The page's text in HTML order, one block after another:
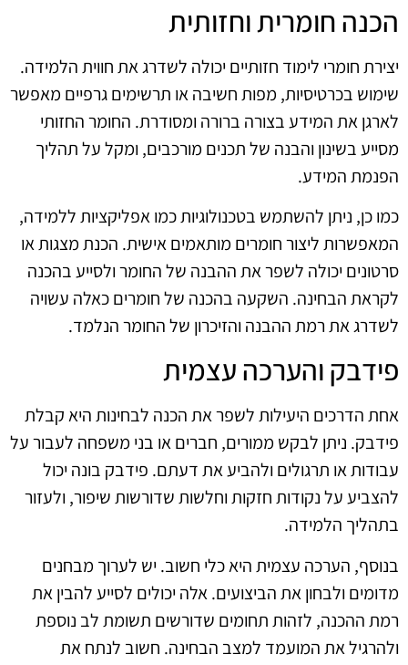
הכנה חומרית וחזותית
יצירת חומרי לימוד חזותיים יכולה לשדרג את חווית הלמידה.
שימוש בכרטיסיות, מפות חשיבה או תרשימים גרפיים מאפשר
לארגן את המידע בצורה ברורה ומסודרת. החומר החזותי
מסייע בשינון והבנה של תכנים מורכבים, ומקל על תהליך
הפנמת המידע.
כמו כן, ניתן להשתמש בטכנולוגיות כמו אפליקציות ללמידה,
המאפשרות ליצור חומרים מותאמים אישית. הכנת מצגות או
סרטונים יכולה לשפר את ההבנה של החומר ולסייע בהכנה
לקראת הבחינה. השקעה בהכנה של חומרים כאלה עשויה
לשדרג את רמת ההבנה והזיכרון של החומר הנלמד.
פידבק והערכה עצמית
אחת הדרכים היעילות לשפר את הכנה לבחינות היא קבלת
פידבק. ניתן לבקש ממורים, חברים או בני משפחה לעבור על
עבודות או תרגולים ולהביע את דעתם. פידבק בונה יכול
להצביע על נקודות חזקות וחלשות שדורשות שיפור, ולעזור
בתהליך הלמידה.
בנוסף, הערכה עצמית היא כלי חשוב. יש לערוך מבחנים
מדומים ולבחון את הביצועים. אלה יכולים לסייע להבין את
רמת ההכנה, לזהות תחומים שדורשים תשומת לב נוספת
ולהרגיל את המועמד למצב הבחינה. חשוב לנתח את